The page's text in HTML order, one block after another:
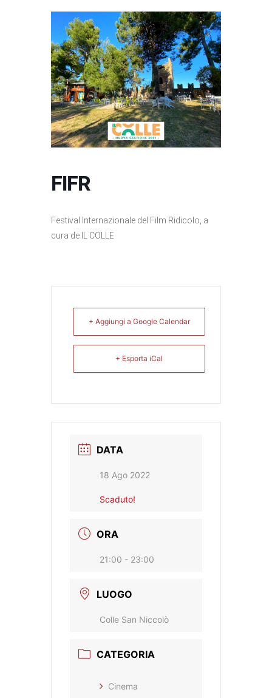
FIFR
Festival Internazionale del Film Ridicolo, a
cura de IL COLLE
+ Aggiungi a Google Calendar
+ Esporta iCal
DATA
18 Ago 2022
Scaduto!
ORA
21:00 - 23:00
LUOGO
Colle San Niccolò
CATEGORIA
Cinema